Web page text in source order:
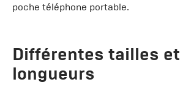
poche téléphone portable.
Différentes tailles et
longueurs